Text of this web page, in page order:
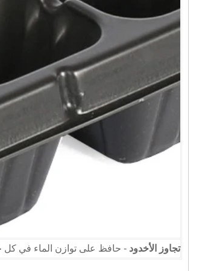
تجاوز الأخدود - حافظ على توازن الماء في كل